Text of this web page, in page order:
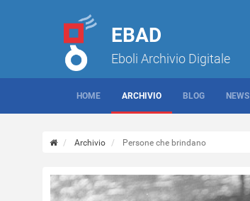
EBAD
Eboli Archivio Digitale
HOME ARCHIVIO BLOG NEWS
Archivio Persone che brindano